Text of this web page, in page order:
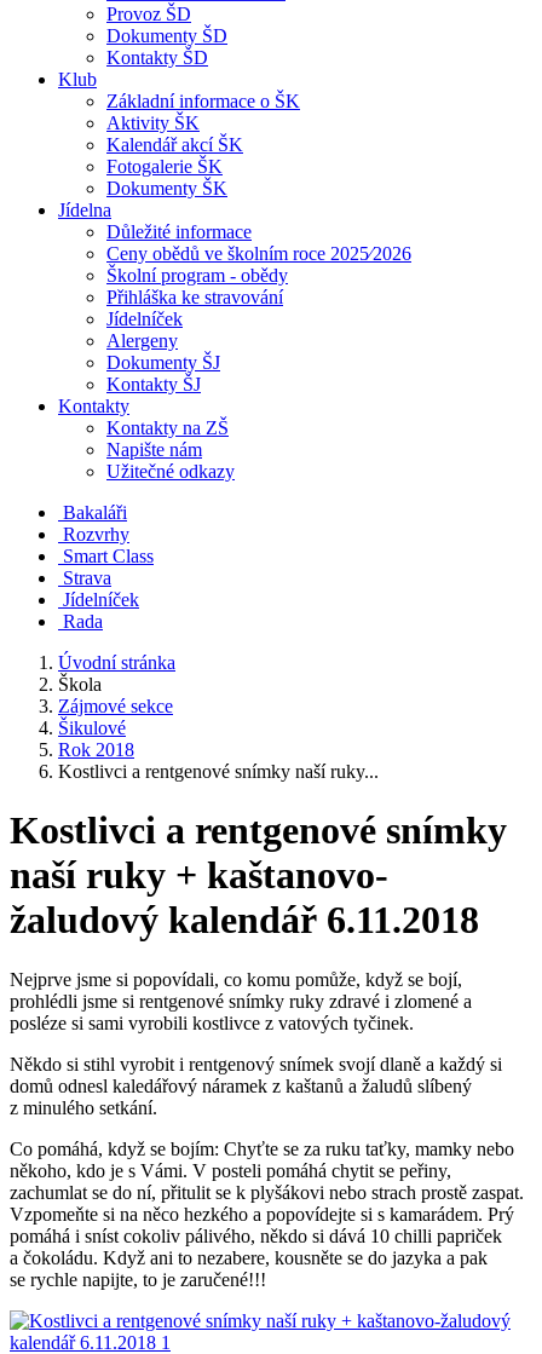
Provoz ŠD
Dokumenty ŠD
Kontakty ŠD
Klub
Základní informace o ŠK
Aktivity ŠK
Kalendář akcí ŠK
Fotogalerie ŠK
Dokumenty ŠK
Jídelna
Důležité informace
Ceny obědů ve školním roce 2025⁄2026
Školní program - obědy
Přihláška ke stravování
Jídelníček
Alergeny
Dokumenty ŠJ
Kontakty ŠJ
Kontakty
Kontakty na ZŠ
Napište nám
Užitečné odkazy
Bakaláři
Rozvrhy
Smart Class
Strava
Jídelníček
Rada
Úvodní stránka
Škola
Zájmové sekce
Šikulové
Rok 2018
Kostlivci a rentgenové snímky naší ruky...
Kostlivci a rentgenové snímky
naší ruky + kaštanovo-
žaludový kalendář 6.11.2018
Nejprve jsme si popovídali, co komu pomůže, když se bojí,
prohlédli jsme si rentgenové snímky ruky zdravé i zlomené a
posléze si sami vyrobili kostlivce z vatových tyčinek.
Někdo si stihl vyrobit i rentgenový snímek svojí dlaně a každý si
domů odnesl kaledářový náramek z kaštanů a žaludů slíbený
z minulého setkání.
Co pomáhá, když se bojím: Chyťte se za ruku taťky, mamky nebo
někoho, kdo je s Vámi. V posteli pomáhá chytit se peřiny,
zachumlat se do ní, přitulit se k plyšákovi nebo strach prostě zaspat.
Vzpomeňte si na něco hezkého a popovídejte si s kamarádem. Prý
pomáhá i sníst cokoliv pálivého, někdo si dává 10 chilli papriček
a čokoládu. Když ani to nezabere, kousněte se do jazyka a pak
se rychle napijte, to je zaručené!!!